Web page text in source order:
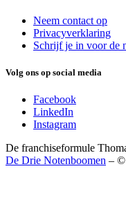
Neem contact op
Privacyverklaring
Schrijf je in voor de
Volg ons op social media
Facebook
LinkedIn
Instagram
De franchiseformule
De Drie Notenboomen – ©